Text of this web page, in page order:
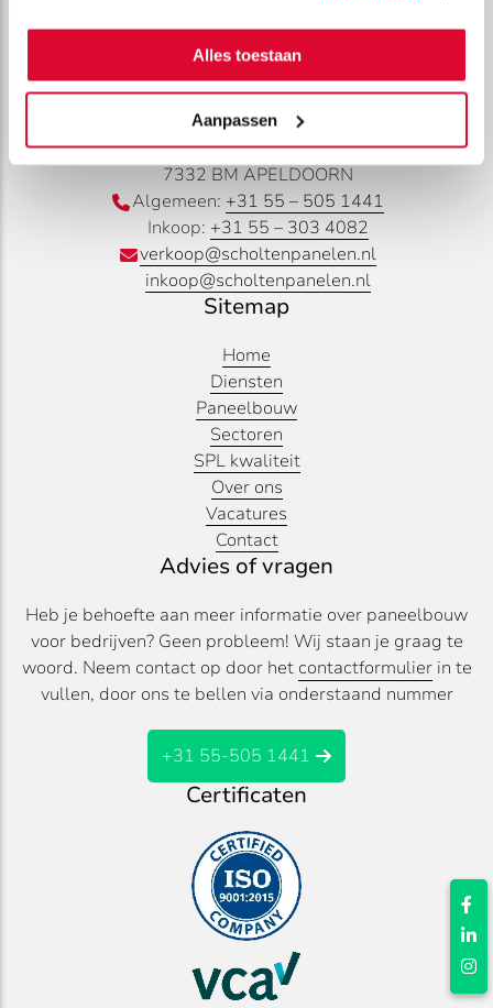
Alles toestaan
Aanpassen
Contactgegevens
Scholten Panelen B.V.
Curacao 42
7332 BM APELDOORN
Algemeen: +31 55 – 505 1441
Inkoop: +31 55 – 303 4082
verkoop@scholtenpanelen.nl
inkoop@scholtenpanelen.nl
Sitemap
Home
Diensten
Paneelbouw
Sectoren
SPL kwaliteit
Over ons
Vacatures
Contact
Advies of vragen
Heb je behoefte aan meer informatie over paneelbouw
voor bedrijven? Geen probleem! Wij staan je graag te
woord. Neem contact op door het contactformulierin te
vullen, door ons te bellen via onderstaand nummer
+31 55-505 1441
Certificaten